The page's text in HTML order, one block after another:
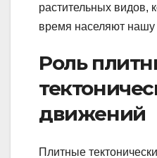
растительных видов,
время населяют нашу
Роль
движений
Плитные